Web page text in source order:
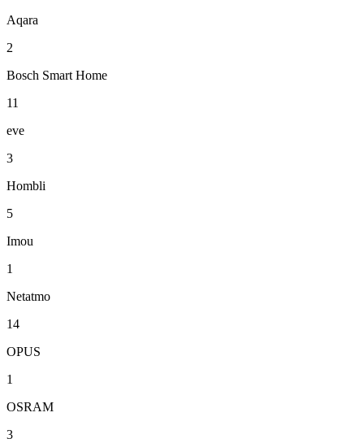
Aqara
2
Bosch Smart Home
11
eve
3
Hombli
5
Imou
1
Netatmo
14
OPUS
1
OSRAM
3